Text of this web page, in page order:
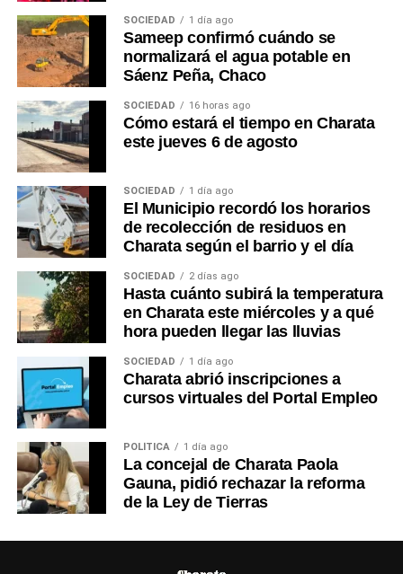
SOCIEDAD 1 día ago
Sameep confirmó cuándo se
normalizará el agua potable en
Sáenz Peña, Chaco
SOCIEDAD 16 horas ago
Cómo estará el tiempo en Charata
este jueves 6 de agosto
SOCIEDAD 1 día ago
El Municipio recordó los horarios
de recolección de residuos en
Charata según el barrio y el día
SOCIEDAD 2 días ago
Hasta cuánto subirá la temperatura
en Charata este miércoles y a qué
hora pueden llegar las lluvias
SOCIEDAD 1 día ago
Charata abrió inscripciones a
cursos virtuales del Portal Empleo
POLÍTICA 1 día ago
La concejal de Charata Paola
Gauna, pidió rechazar la reforma
de la Ley de Tierras